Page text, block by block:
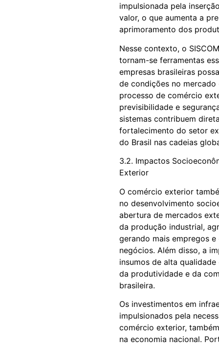
impulsionada pela
valor, o que aumenta a
aprimoramento dos
Nesse contexto, o
tornam-se ferramentas
empresas brasileiras
de condições no
processo de comércio
previsibilidade e
sistemas contribuem
fortalecimento do setor
do Brasil nas cadeias
3.2. Impactos
Exterior
O comércio exterior
no desenvolvimento
abertura de mercados
da produção industrial,
gerando mais empregos
negócios. Além disso, a
insumos de alta
da produtividade e da
brasileira.
Os investimentos em
impulsionados pela
comércio exterior,
na economia nacional.